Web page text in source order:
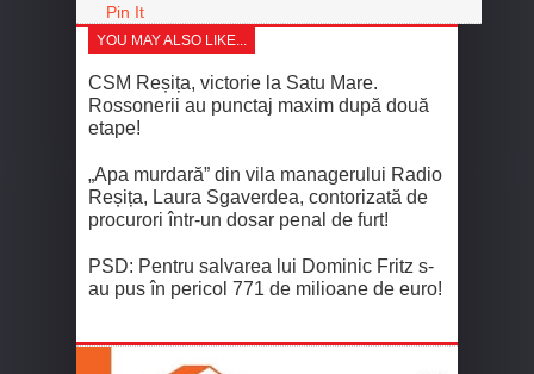
Pin It
YOU MAY ALSO LIKE...
CSM Reșița, victorie la Satu Mare.
Rossonerii au punctaj maxim după două
etape!
„Apa murdară” din vila managerului Radio
Reșița, Laura Sgaverdea, contorizată de
procurori într-un dosar penal de furt!
PSD: Pentru salvarea lui Dominic Fritz s-
au pus în pericol 771 de milioane de euro!